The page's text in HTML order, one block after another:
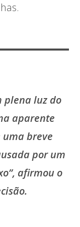
plena luz do
aparente
breve
por um
afirmou o